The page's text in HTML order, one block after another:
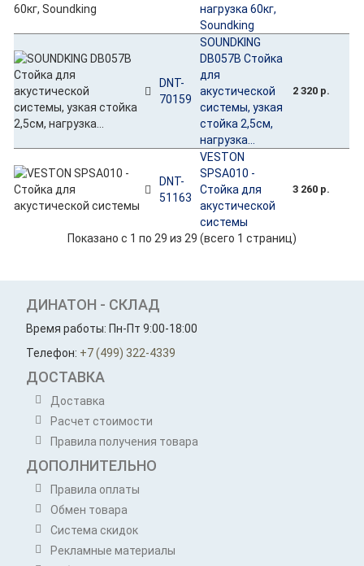
нагрузка 60кг,
Soundking
DNT-
70159
SOUNDKING
DB057B Стойка
для
акустической
системы, узкая
стойка 2,5см,
нагрузка...
2 320 р.
DNT-
51163
VESTON
SPSA010 -
Стойка для
акустической
системы
3 260 р.
Показано с 1 по 29 из 29 (всего 1 страниц)
ДИНАТОН - СКЛАД
Время работы: Пн-Пт 9:00-18:00
Телефон: +7 (499) 322-4339
ДОСТАВКА
Доставка
Расчет стоимости
Правила получения товара
ДОПОЛНИТЕЛЬНО
Правила оплаты
Обмен товара
Система скидок
Рекламные материалы